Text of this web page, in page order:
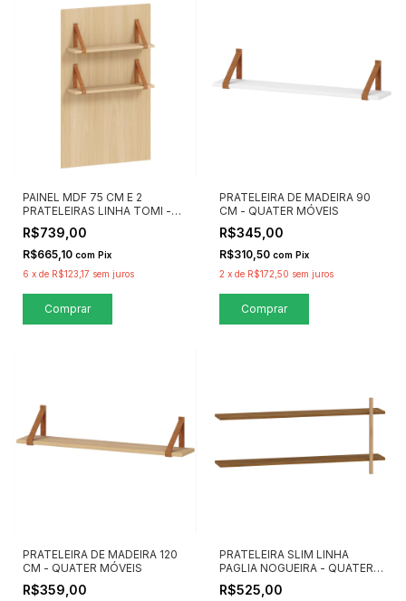
PAINEL MDF 75 CM E 2
PRATELEIRAS LINHA TOMI -
QUATER MÓVEIS
R$739,00
R$665,10 com Pix
6 x de R$123,17 sem juros
PRATELEIRA DE MADEIRA 90
CM - QUATER MÓVEIS
R$345,00
R$310,50 com Pix
2 x de R$172,50 sem juros
Comprar
PRATELEIRA DE MADEIRA 120
CM - QUATER MÓVEIS
R$359,00
PRATELEIRA SLIM LINHA
PAGLIA NOGUEIRA - QUATER
MÓVEIS
R$525,00